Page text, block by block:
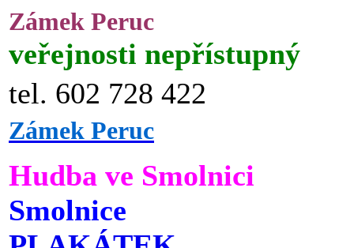
Zámek Peruc
veřejnosti nepřístupný
tel. 602 728 422
Zámek Peruc
Hudba ve Smolnici
Smolnice